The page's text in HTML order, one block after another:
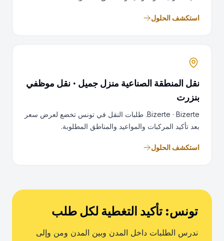
استكشف الحلول
نقل المنطقة الصناعية منزل جميل · نقل موظفي
بنزرت
Bizerte · Bizerte. طلبات النقل في تونس تخضع لعرض سعر
بعد تأكيد المركبات والمواعيد والمناطق المطلوبة.
استكشف الحلول
تونس: تأكيد التغطية لكل طلب
ندرس الطلبات داخل المدن وبين المدن ومن وإلى